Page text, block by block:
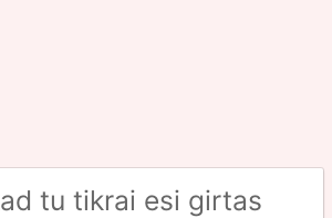
tu tikrai esi girtas